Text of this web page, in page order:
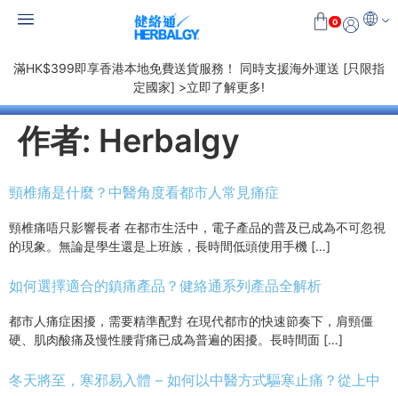
0
滿HK$399即享香港本地免費送貨服務！ 同時支援海外運送 [只限指
定國家] >立即了解更多!
作者: Herbalgy
頸椎痛是什麼？中醫角度看都市人常見痛症
頸椎痛唔只影響長者 在都市生活中，電子產品的普及已成為不可忽視
的現象。無論是學生還是上班族，長時間低頭使用手機 […]
如何選擇適合的鎮痛產品？健絡通系列產品全解析
都市人痛症困擾，需要精準配對 在現代都市的快速節奏下，肩頸僵
硬、肌肉酸痛及慢性腰背痛已成為普遍的困擾。長時間面 […]
冬天將至，寒邪易入體 – 如何以中醫方式驅寒止痛？從上中